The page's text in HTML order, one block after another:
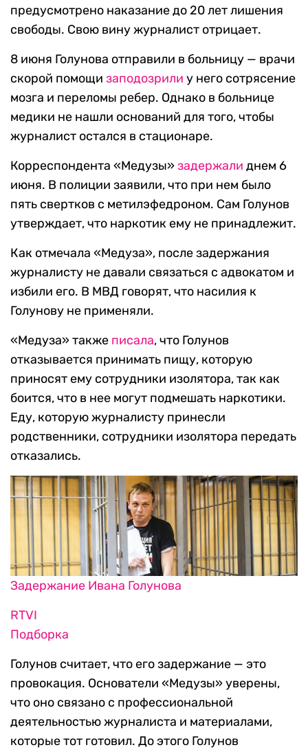
предусмотрено наказание до 20 лет лишения
свободы. Свою вину журналист отрицает.
8 июня Голунова отправили в больницу — врачи
скорой помощи заподозрили у него сотрясение
мозга и переломы ребер. Однако в больнице
медики не нашли оснований для того, чтобы
журналист остался в стационаре.
Корреспондента «Медузы»задержали днем 6
июня. В полиции заявили, что при нем было
пять свертков с метилэфедроном. Сам Голунов
утверждает, что наркотик ему не принадлежит.
Как отмечала «Медуза», после задержания
журналисту не давали связаться с адвокатом и
избили его. В МВД говорят, что насилия к
Голунову не применяли.
«Медуза» также писала, что Голунов
отказывается принимать пищу, которую
приносят ему сотрудники изолятора, так как
боится, что в нее могут подмешать наркотики.
Еду, которую журналисту принесли
родственники, сотрудники изолятора передать
отказались.
Задержание Ивана Голунова
RTVI
Подборка
Голунов считает, что его задержание — это
провокация. Основатели «Медузы» уверены,
что оно связано с профессиональной
деятельностью журналиста и материалами,
которые тот готовил. До этого Голунов